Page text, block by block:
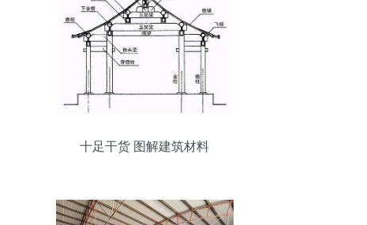
十足干货 图解建筑材料